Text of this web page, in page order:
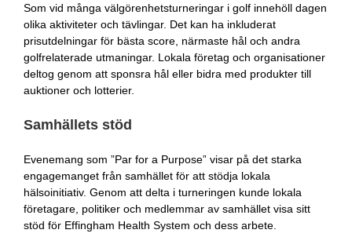
Som vid många välgörenhetsturneringar i golf innehöll dagen
olika aktiviteter och tävlingar. Det kan ha inkluderat
prisutdelningar för bästa score, närmaste hål och andra
golfrelaterade utmaningar. Lokala företag och organisationer
deltog genom att sponsra hål eller bidra med produkter till
auktioner och lotterier.
Samhällets stöd
Evenemang som ”Par for a Purpose” visar på det starka
engagemanget från samhället för att stödja lokala
hälsoinitiativ. Genom att delta i turneringen kunde lokala
företagare, politiker och medlemmar av samhället visa sitt
stöd för Effingham Health System och dess arbete.